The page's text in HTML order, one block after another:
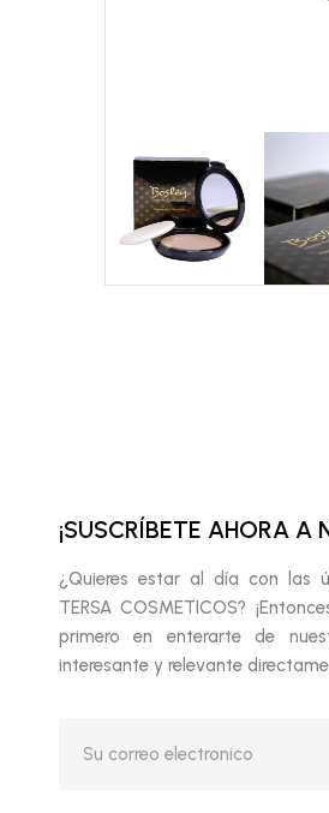
¡SUSCRÍBETE AHORA A
¿Quieres estar al día con las
TERSA COSMETICOS?
primero en enterarte de
interesante y relevante